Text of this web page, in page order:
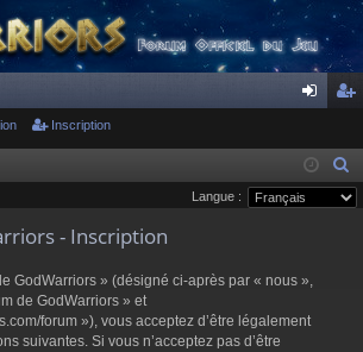
ne cri
pti
Inscription
e
Langue :
- Inscription
GodWarriors » (désigné ci-après par « nous »,
de GodWarriors » et
forum »), vous acceptez d’être légalement
suivantes. Si vous n’acceptez pas d’être